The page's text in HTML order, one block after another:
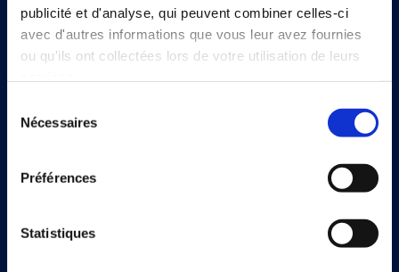
publicité et d'analyse, qui peuvent combiner celles-ci
avec d'autres informations que vous leur avez fournies
ou qu'ils ont collectées lors de votre utilisation de leurs
Nécessaires
Préférences
Statistiques
Continia Software
Rencontrer l’équipe